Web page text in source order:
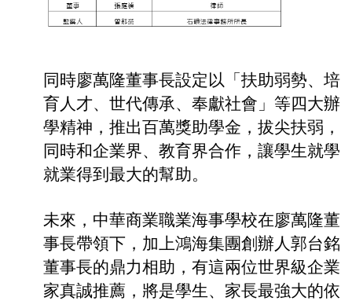
同時廖萬隆董事長設定以「扶助弱勢、培
育人才、世代傳承、奉獻社會」等四大辦
學精神，推出百萬獎助學金，拔尖扶弱，
同時和企業界、教育界合作，讓學生就學
就業得到最大的幫助。
未來，中華商業職業海事學校在廖萬隆董
事長帶領下，加上鴻海集團創辦人郭台銘
董事長的鼎力相助，有這兩位世界級企業
家真誠推薦，將是學生、家長最強大的依